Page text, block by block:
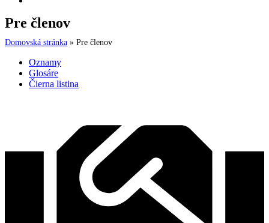
Pre členov
Domovská stránka » Pre členov
Oznamy
Glosáre
Čierna listina